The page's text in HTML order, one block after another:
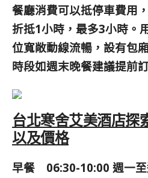
餐廳消費可以抵停車費用
折抵1小時，最多3小時。
位寬敞動線流暢，設有包
時段如週末晚餐建議提前
台北寒舍艾美酒店探
以及價格
早餐 06:30-10:00 週一